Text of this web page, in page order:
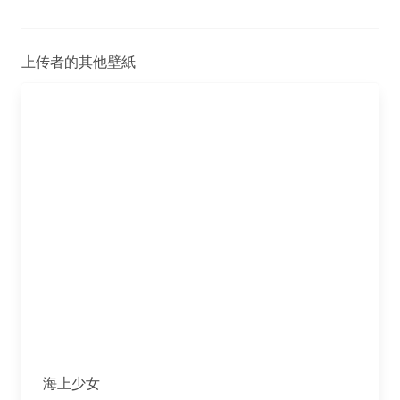
上传者的其他壁紙
海上少女